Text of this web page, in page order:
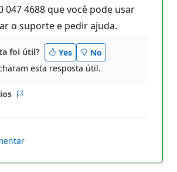
047 4688 que você pode usar
o suporte e pedir ajuda.
foi útil? Yes
No
esta resposta útil.